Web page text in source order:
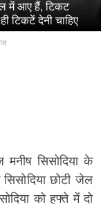
में आए हैं, टिकट
टिकटें देनी चाहिए
सिसोदिया के
छोटी जेल
को हफ्ते में दो